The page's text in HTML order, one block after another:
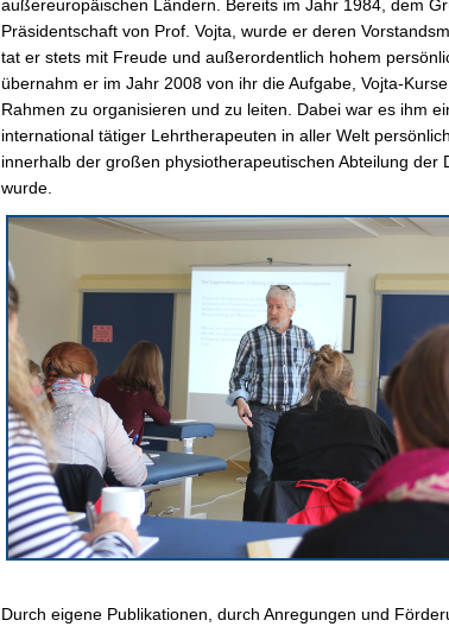
außereuropäischen Ländern. Bereits im Jahr 1984, dem
Präsidentschaft von Prof. Vojta, wurde er deren
tat er stets mit Freude und außerordentlich hohem
übernahm er im Jahr 2008 von ihr die Aufgabe, Vojta-
Rahmen zu organisieren und zu leiten. Dabei war es ihm
international tätiger Lehrtherapeuten in aller Welt
innerhalb der großen physiotherapeutischen Abteilung
wurde.
Durch eigene Publikationen, durch Anregungen und